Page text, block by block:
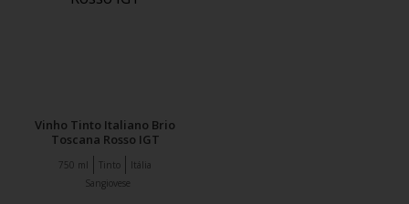
Vinho Tinto Italiano Brio
Toscana Rosso IGT
Tinto Itália
750 ml
Sangiovese